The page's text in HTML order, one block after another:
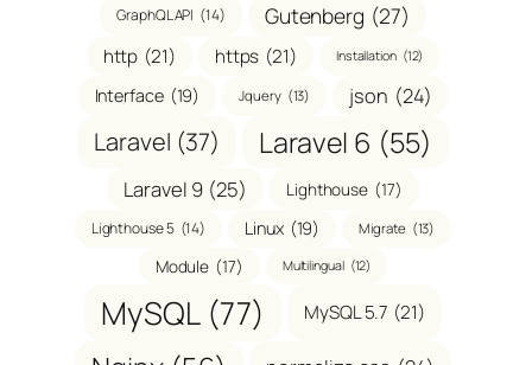
GraphQL API (14) Gutenberg (27)
http (21) https (21) Installation (12)
Interface (19) Jquery (13) json (24)
Laravel (37) Laravel 6 (55)
Laravel 9 (25) Lighthouse (17)
Lighthouse 5 (14) Linux (19) Migrate (13)
Module (17) Multilingual (12)
MySQL (77) MySQL 5.7 (21)